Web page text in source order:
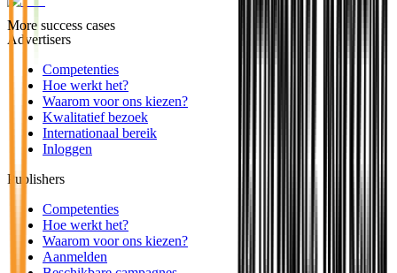
More success cases
Advertisers
Competenties
Hoe werkt het?
Waarom voor ons kiezen?
Kwalitatief bezoek
Internationaal bereik
Inloggen
Publishers
Competenties
Hoe werkt het?
Waarom voor ons kiezen?
Aanmelden